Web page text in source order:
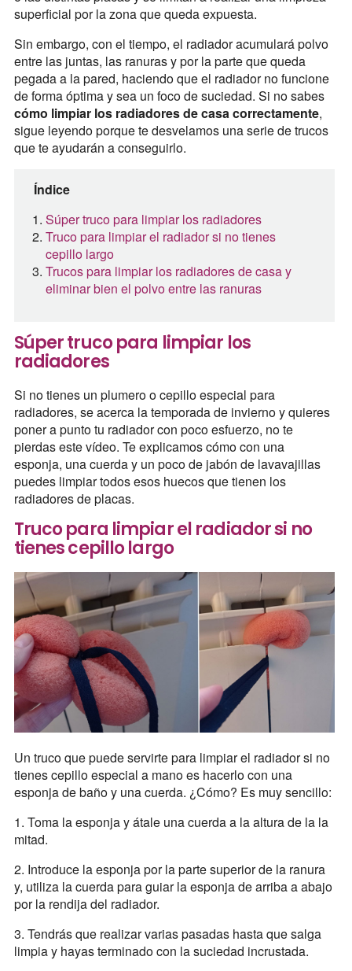
superficial por la zona que queda expuesta.
Sin embargo, con el tiempo, el radiador acumulará polvo
entre las juntas, las ranuras y por la parte que queda
pegada a la pared, haciendo que el radiador no funcione
de forma óptima y sea un foco de suciedad. Si no sabes
cómo limpiar los radiadores de casa correctamente,
sigue leyendo porque te desvelamos una serie de trucos
que te ayudarán a conseguirlo.
Índice
Súper truco para limpiar los radiadores
Truco para limpiar el radiador si no tienes
cepillo largo
Trucos para limpiar los radiadores de casa y
eliminar bien el polvo entre las ranuras
Súper truco para limpiar los
radiadores
Si no tienes un plumero o cepillo especial para
radiadores, se acerca la temporada de invierno y quieres
poner a punto tu radiador con poco esfuerzo, no te
pierdas este vídeo. Te explicamos cómo con una
esponja, una cuerda y un poco de jabón de lavavajillas
puedes limpiar todos esos huecos que tienen los
radiadores de placas.
Truco para limpiar el radiador si no
tienes cepillo largo
Un truco que puede servirte para limpiar el radiador si no
tienes cepillo especial a mano es hacerlo con una
esponja de baño y una cuerda. ¿Cómo? Es muy sencillo:
1. Toma la esponja y átale una cuerda a la altura de la la
mitad.
2. Introduce la esponja por la parte superior de la ranura
y, utiliza la cuerda para guiar la esponja de arriba a abajo
por la rendija del radiador.
3. Tendrás que realizar varias pasadas hasta que salga
limpia y hayas terminado con la suciedad incrustada.